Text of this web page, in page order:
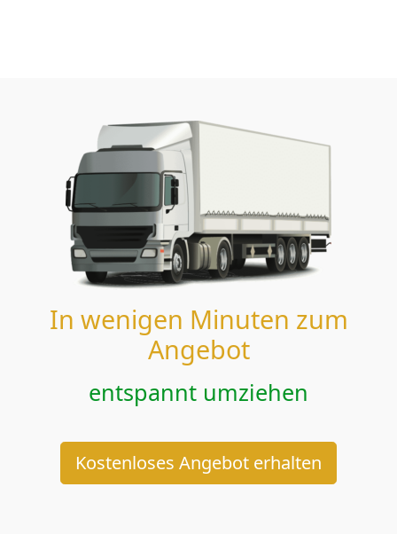
In wenigen Minuten zum
Angebot
entspannt umziehen
Kostenloses Angebot erhalten